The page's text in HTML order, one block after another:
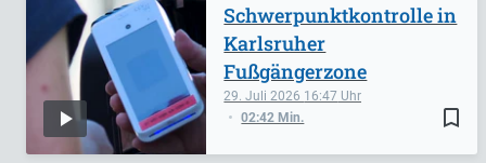
bookmark_border
29. Juli 2026 16:47
02:42 Min.
Schwerpunktkontrolle in
Karlsruher
Fußgängerzone